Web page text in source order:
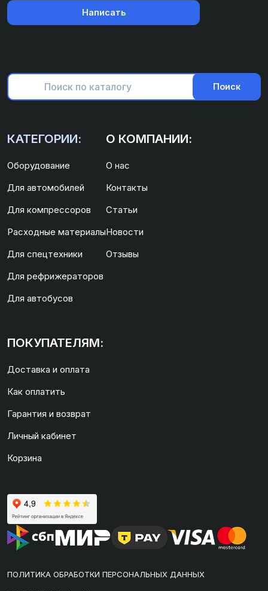
Написать
Поиск
КАТЕГОРИИ:
Оборудование
Для автомобилей
Для компрессоров
Расходные материалы
Для спецтехники
Для рефрижераторов
Для автобусов
О КОМПАНИИ:
О нас
Контакты
Статьи
Новости
Отзывы
ПОКУПАТЕЛЯМ:
Доставка и оплата
Как оплатить
Гарантия и возврат
Личный кабинет
Корзина
ПОЛИТИКА ОБРАБОТКИ ПЕРСОНАЛЬНЫХ ДАННЫХ